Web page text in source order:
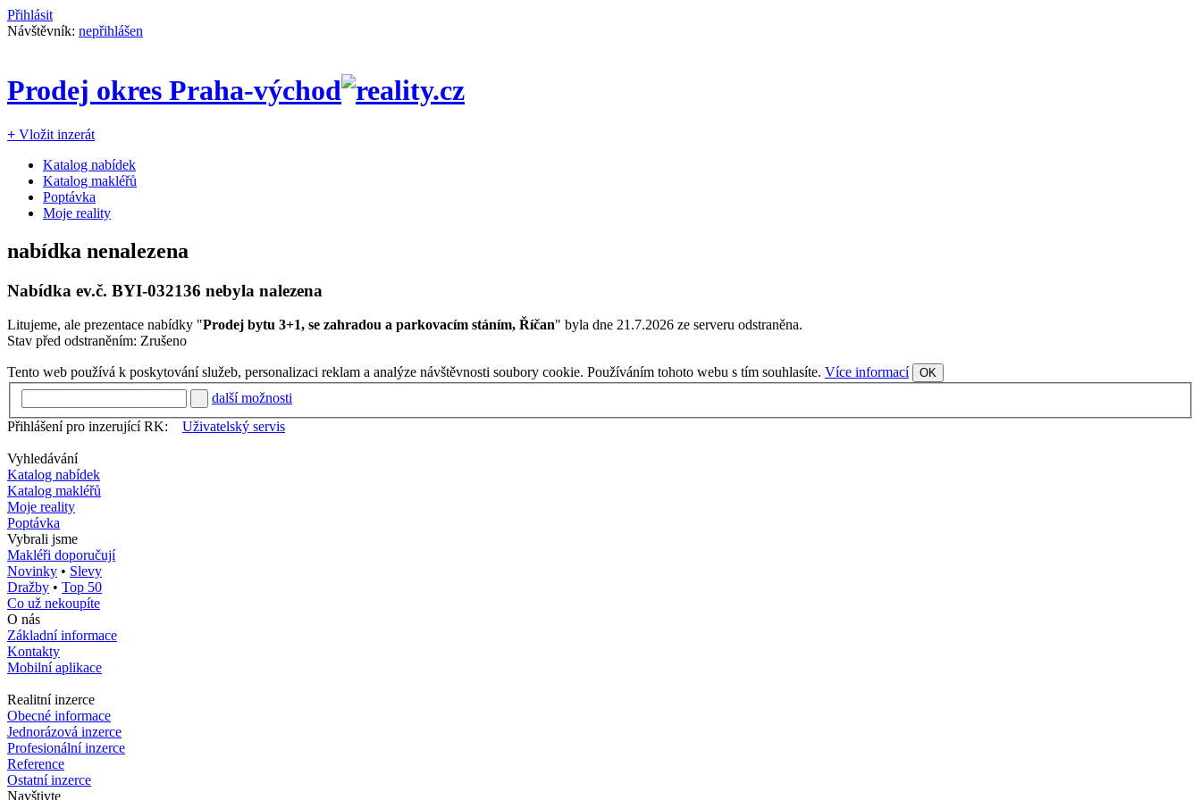
Přihlásit
Návštěvník: nepřihlášen
Prodej okres Praha-východ
+ Vložit inzerát
Katalog nabídek
Katalog makléřů
Poptávka
Moje reality
nabídka nenalezena
Nabídka ev.č. BYI-032136 nebyla nalezena
Litujeme, ale prezentace nabídky "Prodej bytu 3+1, se zahradou a parkovacím stáním, Říčan" byla dne 21.7.2026 ze serveru odstraněna.
Stav před odstraněním: Zrušeno
Tento web používá k poskytování služeb, personalizaci reklam a analýze návštěvnosti soubory cookie. Používáním tohoto webu s tím souhlasíte. Více informací OK
další možnosti
Přihlášení pro inzerující RK:
Uživatelský servis
Vyhledávání
Katalog nabídek
Katalog makléřů
Moje reality
Poptávka
Vybrali jsme
Makléři doporučují
Novinky • Slevy
Dražby • Top 50
Co už nekoupíte
O nás
Základní informace
Kontakty
Mobilní aplikace
Realitní inzerce
Obecné informace
Jednorázová inzerce
Profesionální inzerce
Reference
Ostatní inzerce
Navštivte